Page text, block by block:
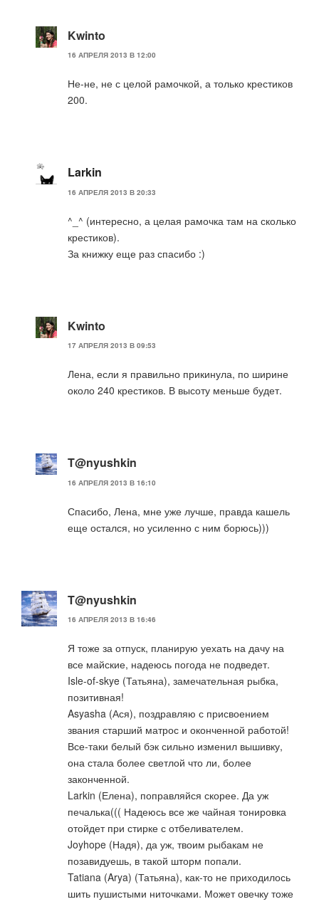
Kwinto
16 АПРЕЛЯ 2013 В 12:00
Не-не, не с целой рамочкой, а только крестиков
200.
Larkin
16 АПРЕЛЯ 2013 В 20:33
^_^ (интересно, а целая рамочка там на сколько
крестиков).
За книжку еще раз спасибо :)
Kwinto
17 АПРЕЛЯ 2013 В 09:53
Лена, если я правильно прикинула, по ширине
около 240 крестиков. В высоту меньше будет.
T@nyushkin
16 АПРЕЛЯ 2013 В 16:10
Спасибо, Лена, мне уже лучше, правда кашель
еще остался, но усиленно с ним борюсь)))
T@nyushkin
16 АПРЕЛЯ 2013 В 16:46
Я тоже за отпуск, планирую уехать на дачу на
все майские, надеюсь погода не подведет.
Isle-of-skye (Татьяна), замечательная рыбка,
позитивная!
Asyasha (Ася), поздравляю с присвоением
звания старший матрос и оконченной работой!
Все-таки белый бэк сильно изменил вышивку,
она стала более светлой что ли, более
законченной.
Larkin (Елена), поправляйся скорее. Да уж
печалька((( Надеюсь все же чайная тонировка
отойдет при стирке с отбеливателем.
Joyhope (Надя), да уж, твоим рыбакам не
позавидуешь, в такой шторм попали.
Tatiana (Arya) (Татьяна), как-то не приходилось
шить пушистыми ниточками. Может овечку тоже